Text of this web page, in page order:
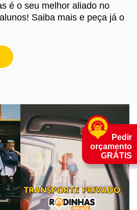
é o seu melhor aliado no
Saiba mais e peça já o
Pedir
orçamento
GRÁTIS